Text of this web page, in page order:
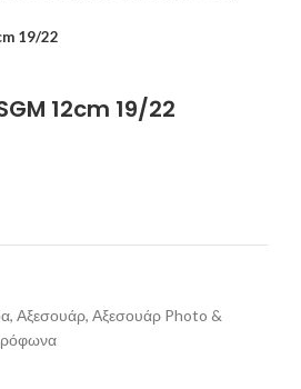
19/22
12cm 19/22
Αξεσουάρ, Αξεσουάρ Photo &